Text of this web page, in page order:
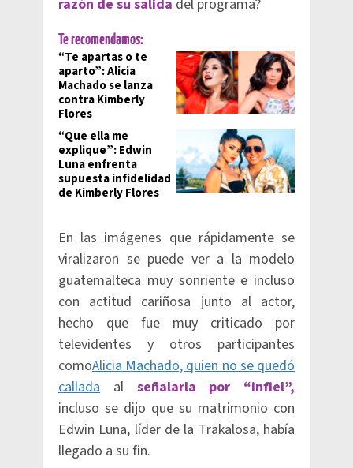
razón de su salida del programa?
Te recomendamos:
“Te apartas o te
aparto”: Alicia
Machado se lanza
contra Kimberly
Flores
“Que ella me
explique”: Edwin
Luna enfrenta
supuesta infidelidad
de Kimberly Flores
En las imágenes que rápidamente se
viralizaron se puede ver a la modelo
guatemalteca muy sonriente e incluso
con actitud cariñosa junto al actor,
hecho que fue muy criticado por
televidentes y otros participantes
comoAlicia Machado, quien no se quedó
callada alseñalarla por “infiel”,
incluso se dijo que su matrimonio con
Edwin Luna, líder de la Trakalosa, había
llegado a su fin.